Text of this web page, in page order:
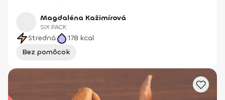
Magdaléna Kažimírová
SIX PACK
Stredná 178 kcal
Bez pomôcok